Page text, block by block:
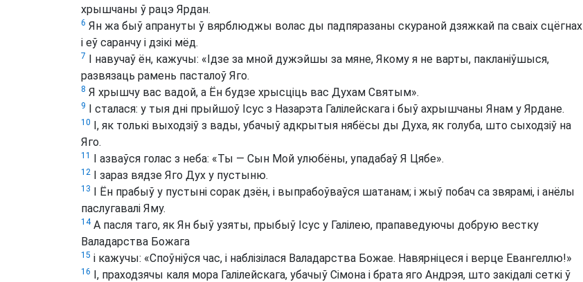
хрышчаны ў рацэ Ярдан.
6 Ян жа быў апрануты ў вярблюджы волас ды падпяразаны скураной дзяжкай па сваіх сцёгнах
і еў саранчу і дзікі мёд.
7 І навучаў ён, кажучы: «Ідзе за мной дужэйшы за мяне, Якому я не варты, пакланіўшыся,
развязаць рамень пасталоў Яго.
8 Я хрышчу вас вадой, а Ён будзе хрысціць вас Духам Святым».
9 І сталася: у тыя дні прыйшоў Ісус з Назарэта Галілейскага і быў ахрышчаны Янам у Ярдане.
10 І, як толькі выходзіў з вады, убачыў адкрытыя нябёсы ды Духа, як голуба, што сыходзіў на
Яго.
11 І азваўся голас з неба: «Ты — Сын Мой улюбёны, упадабаў Я Цябе».
12 І зараз вядзе Яго Дух у пустыню.
13 І Ён прабыў у пустыні сорак дзён, і выпрабоўваўся шатанам; і жыў побач са звярамі, і анёлы
паслугавалі Яму.
14А пасля таго, як Ян быў узяты, прыбыў Ісус у Галілею, прапаведуючы добрую вестку
Валадарства Божага
15 і кажучы: «Споўніўся час, і наблізілася Валадарства Божае. Навярніцеся і верце Евангеллю!»
16 І, праходзячы каля мора Галілейскага, убачыў Сімона і брата яго Андрэя, што закідалі сеткі ў